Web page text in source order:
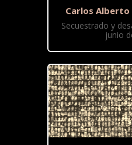
Carlos Alberto
Secuestrado y
junio